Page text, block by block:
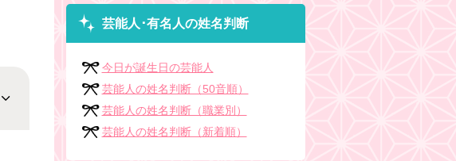
芸能人･有名人の姓名判断
今日が誕生日の芸能人
芸能人の姓名判断（50音順）
芸能人の姓名判断（職業別）
芸能人の姓名判断（新着順）